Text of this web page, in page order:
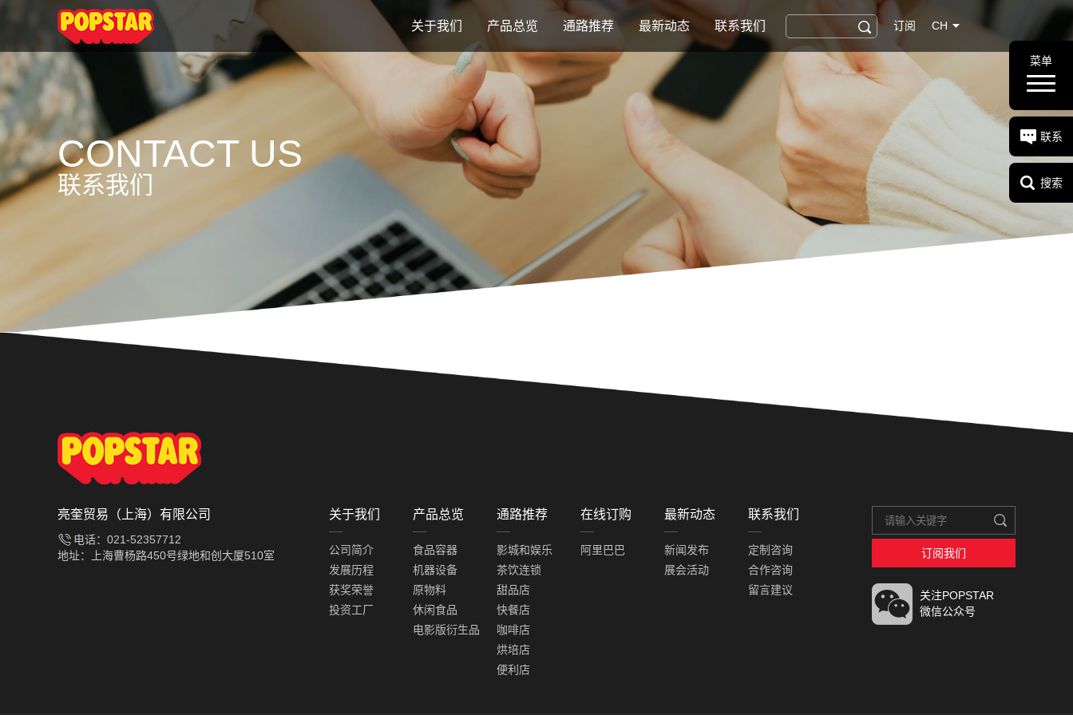
关于我们 产品总览 通路推荐 最新动态 联系我们 订阅 CH
菜单
联系
搜索
CONTACT US
联系我们
亮奎贸易（上海）有限公司
电话：021-52357712
地址：上海曹杨路450号绿地和创大厦510室
关于我们
公司简介
发展历程
获奖荣誉
投资工厂
产品总览
食品容器
机器设备
原物料
休闲食品
电影版衍生品
通路推荐
影城和娱乐
茶饮连锁
甜品店
快餐店
咖啡店
烘培店
便利店
在线订购
阿里巴巴
最新动态
新闻发布
展会活动
联系我们
定制咨询
合作咨询
留言建议
订阅我们
关注POPSTAR
微信公众号